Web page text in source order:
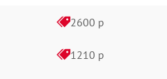
2600 р
1210 р